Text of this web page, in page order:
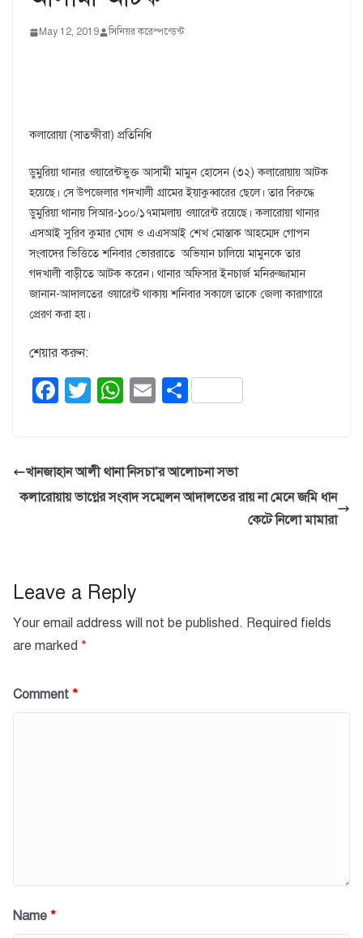
May 12, 2019 সিনিয়র করেস্পন্ডেন্ট
কলারোয়া (সাতক্ষীরা) প্রতিনিধি
ডুমুরিয়া থানার ওয়ারেন্টভুক্ত আসামী মামুন হোসেন (৩২) কলারোয়ায় আটক
হয়েছে। সে উপজেলার গদখালী গ্রামের ইয়াকুব্বারের ছেলে। তার বিরুদ্ধে
ডুমুরিয়া থানায় সিআর-১০০/১৭মামলায় ওয়ারেন্ট রয়েছে। কলারোয়া থানার
এসআই সুরিব কুমার ঘোষ ও এএসআই শেখ মোস্তাক আহম্মেদ গোপন
সংবাদের ভিত্তিতে শনিবার ভোররাতে অভিযান চালিয়ে মামুনকে তার
গদখালী বাড়ীতে আটক করেন। থানার অফিসার ইনচার্জ মনিরুজ্জামান
জানান-আদালতের ওয়ারেন্ট থাকায় শনিবার সকালে তাকে জেলা কারাগারে
প্রেরণ করা হয়।
শেয়ার করুন:
F
e
b
T
er
W
s
A
E S
e
খানজাহান আলী থানা নিসচা’র আলোচনা সভা
কলারোয়ায় ভাগ্নের সংবাদ সম্মেলন আদালতের রায় না মেনে জমি ধান
কেটে নিলো মামারা
Leave a Reply
Your email address will not be published. Required fields
are marked *
Comment *
Name *